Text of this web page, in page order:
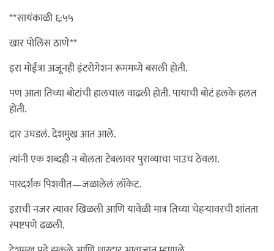
**सायंकाळी ६:५५
खार पोलिस ठाणे**
इरा मोईत्रा अजूनही इंटरोगेशन रूममध्ये बसली होती.
पण आता तिच्या बोटांची हालचाल वाढली होती. पायाची बोटं हलके हलत
होती.
दार उघडलं. देशमुख आत आले.
त्यांनी एक शब्दही न बोलता टेबलावर पुराव्याचा पाउच ठेवला.
पारदर्शक पिशवीत—जळालेलं लॉकेट.
इऱाची नजर त्यावर खिळली आणि यावेळी मात्र तिच्या चेहऱ्यावरची शांतता
स्पष्टपणे ढळली.